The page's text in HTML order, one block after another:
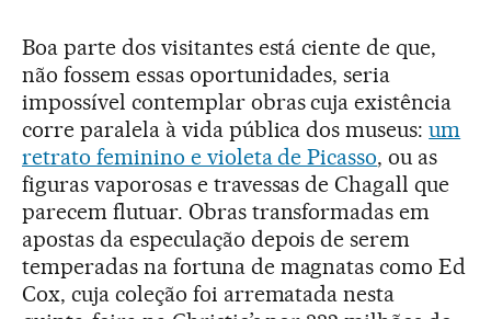
Boa parte dos visitantes está ciente de que,
não fossem essas oportunidades, seria
impossível contemplar obras cuja existência
corre paralela à vida pública dos museus:um
retrato feminino e violeta de Picasso, ou as
figuras vaporosas e travessas de Chagall que
parecem flutuar. Obras transformadas em
apostas da especulação depois de serem
temperadas na fortuna de magnatas como Ed
Cox, cuja coleção foi arrematada nesta